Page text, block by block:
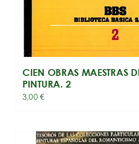
CIEN OBRAS MAESTRAS
PINTURA. 2
3,00€